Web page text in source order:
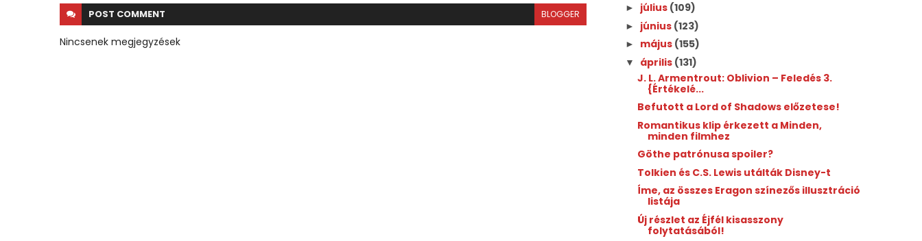
POST COMMENT BLOGGER
Nincsenek megjegyzések
► július (109)
► június (123)
► május (155)
▼ április (131)
J. L. Armentrout: Oblivion ​– Feledés 3.
{Értékelé...
Befutott a Lord of Shadows előzetese!
Romantikus klip érkezett a Minden,
minden filmhez
Göthe patrónusa spoiler?
Tolkien és C.S. Lewis utálták Disney-t
Íme, az összes Eragon színezős illusztráció
listája
Új részlet az Éjfél kisasszony
folytatásából!